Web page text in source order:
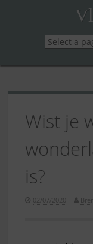
Wist je
is?
02/07/2020